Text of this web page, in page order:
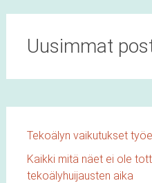
Uusimmat
Tekoälyn vaikutukset
Kaikki mitä näet ei ole
tekoälyhuijausten aika